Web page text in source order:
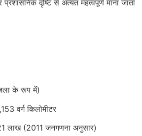
दृष्टि से अत्यंत महत्वपूर्ण माना जाता
के रूप में)
वर्ग किलोमीटर
लाख (2011 जनगणना अनुसार)